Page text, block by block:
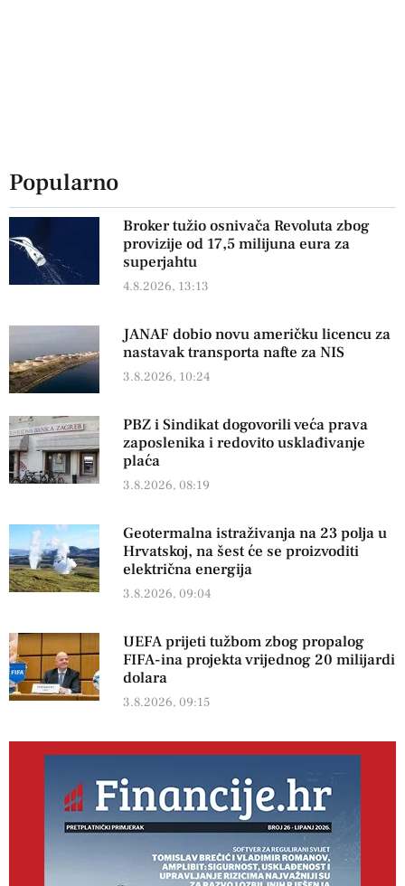
Popularno
Broker tužio osnivača Revoluta zbog
provizije od 17,5 milijuna eura za
superjahtu
4.8.2026, 13:13
JANAF dobio novu američku licencu za
nastavak transporta nafte za NIS
3.8.2026, 10:24
PBZ i Sindikat dogovorili veća prava
zaposlenika i redovito usklađivanje
plaća
3.8.2026, 08:19
Geotermalna istraživanja na 23 polja u
Hrvatskoj, na šest će se proizvoditi
električna energija
3.8.2026, 09:04
UEFA prijeti tužbom zbog propalog
FIFA-ina projekta vrijednog 20 milijardi
dolara
3.8.2026, 09:15